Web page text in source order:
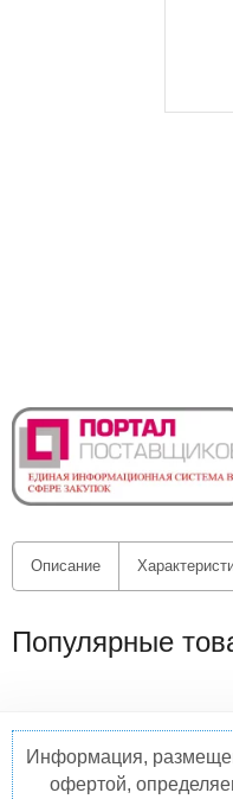
Описание
Популярные
Информация,
офертой,